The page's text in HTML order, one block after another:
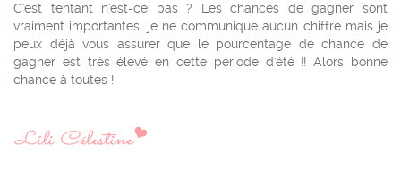
C'est tentant n'est-ce pas ? Les chances de gagner sont
vraiment importantes, je ne communique aucun chiffre mais je
peux déjà vous assurer que le pourcentage de chance de
gagner est très élevé en cette période d'été !! Alors bonne
chance à toutes !